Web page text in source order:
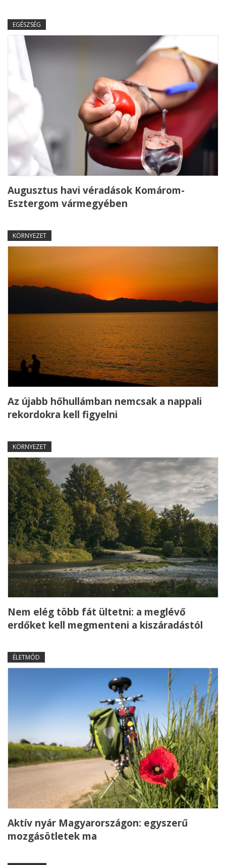
EGÉSZSÉG
Augusztus havi véradások Komárom-
Esztergom vármegyében
KÖRNYEZET
Az újabb hőhullámban nemcsak a nappali
rekordokra kell figyelni
KÖRNYEZET
Nem elég több fát ültetni: a meglévő
erdőket kell megmenteni a kiszáradástól
ÉLETMÓD
Aktív nyár Magyarországon: egyszerű
mozgásötletek ma